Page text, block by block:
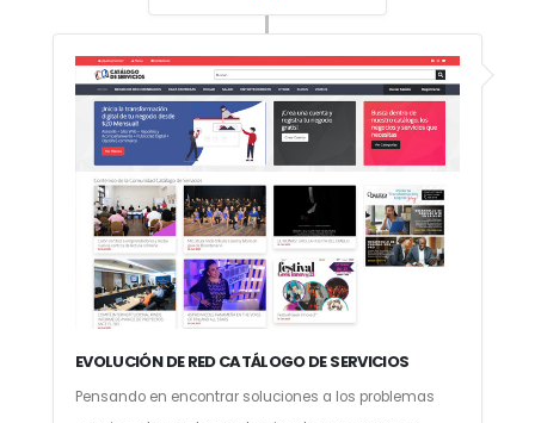
EVOLUCIÓN DE RED CATÁLOGO DE SERVICIOS
Pensando en encontrar soluciones a los problemas